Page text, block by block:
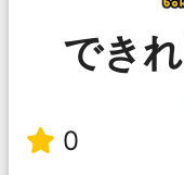
でき
0